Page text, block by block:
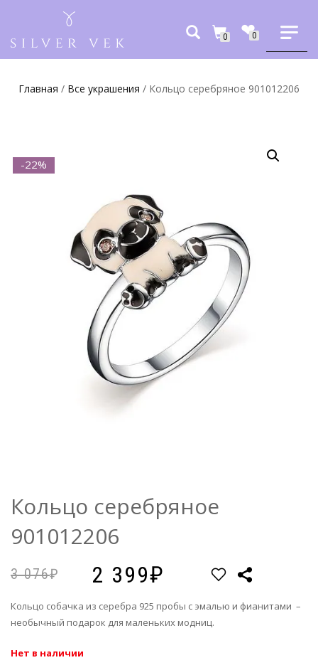
0 0
Главная / Все украшения / Кольцо серебряное 901012206
-22%
Кольцо серебряное
901012206
3 076 2 399
Кольцо собачка из серебра 925 пробы с эмалью и фианитами –
необычный подарок для маленьких модниц.
Нет в наличии